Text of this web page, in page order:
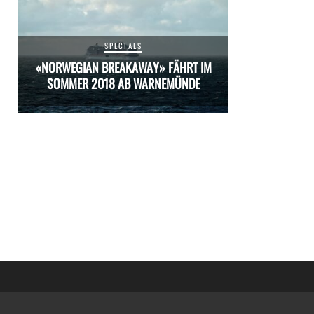
SPECIALS
«NORWEGIAN BREAKAWAY» FÄHRT IM
SOMMER 2018 AB WARNEMÜNDE